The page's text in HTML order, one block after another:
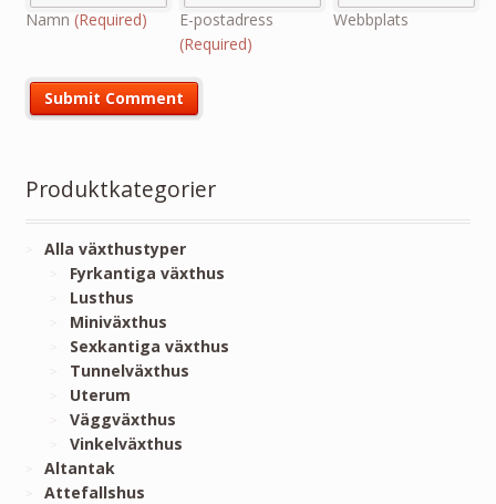
Namn (Required)
E-postadress
(Required)
Webbplats
Produktkategorier
Alla växthustyper
Fyrkantiga växthus
Lusthus
Miniväxthus
Sexkantiga växthus
Tunnelväxthus
Uterum
Väggväxthus
Vinkelväxthus
Altantak
Attefallshus